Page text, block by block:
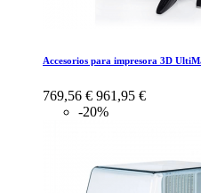
Accesorios para impresora 3D
769,56 € 961,95 €
-20%